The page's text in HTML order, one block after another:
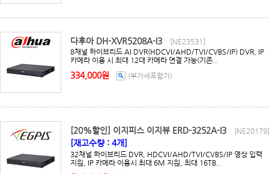
다후아 DH-XVR5208A-I3
[NE23531]
8채널 하이브리드 AI DVR(HDCVI/AHD/TVI/CVBS/IP) DVR, IP
카메라 이용 시 최대 12대 카메라 연결 가능(기존..
334,000원 (부가세포함가)
[20%할인] 이지피스 이지뷰 ERD-3252A-I3 [NE20179]
[재고수량 : 4개]
32채널 하이브리드 DVR, HDCVI/AHD/TVI/CVBS/IP 영상 입력
지원, IP 카메라 이용시 최대 6M 지원, 최대 16TB..